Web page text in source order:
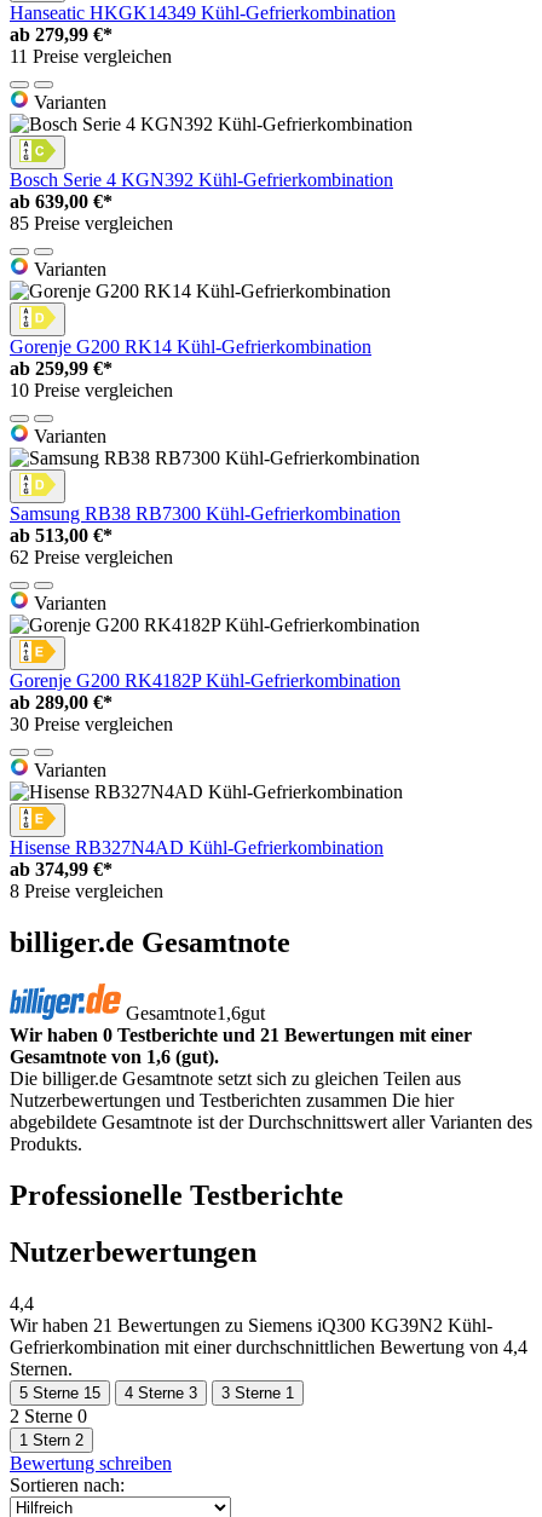
Hanseatic HKGK14349 Kühl-Gefrierkombination
ab 279,99 €*
11 Preise vergleichen
Varianten
Bosch Serie 4 KGN392 Kühl-Gefrierkombination
ab 639,00 €*
85 Preise vergleichen
Varianten
Gorenje G200 RK14 Kühl-Gefrierkombination
ab 259,99 €*
10 Preise vergleichen
Varianten
Samsung RB38 RB7300 Kühl-Gefrierkombination
ab 513,00 €*
62 Preise vergleichen
Varianten
Gorenje G200 RK4182P Kühl-Gefrierkombination
ab 289,00 €*
30 Preise vergleichen
Varianten
Hisense RB327N4AD Kühl-Gefrierkombination
ab 374,99 €*
8 Preise vergleichen
billiger.de Gesamtnote
Gesamtnote1,6gut
Wir haben 0 Testberichte und 21 Bewertungen mit einer
Gesamtnote von 1,6 (gut).
Die billiger.de Gesamtnote setzt sich zu gleichen Teilen aus
Nutzerbewertungen und Testberichten zusammen Die hier
abgebildete Gesamtnote ist der Durchschnittswert aller Varianten des
Produkts.
Professionelle Testberichte
Nutzerbewertungen
4,4
Wir haben 21 Bewertungen zu Siemens iQ300 KG39N2 Kühl-
Gefrierkombination mit einer durchschnittlichen Bewertung von 4,4
Sternen.
5 Sterne 15 4 Sterne 3 3 Sterne 1
2 Sterne 0
1 Stern 2
Bewertung schreiben
Sortieren nach: